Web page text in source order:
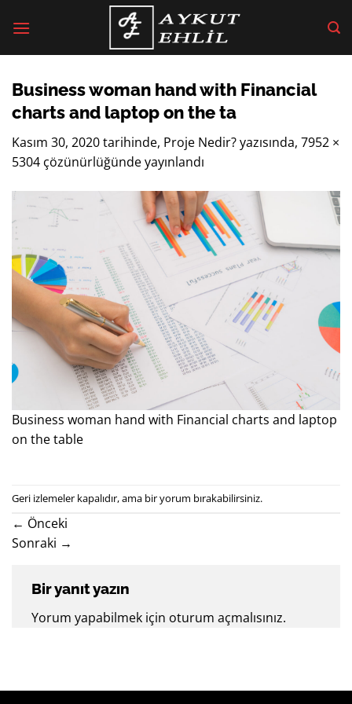
atla
Business woman hand with Financial
charts and laptop on the ta
Kasım 30, 2020tarihinde, Proje Nedir?yazısında, 7952 ×
5304 çözünürlüğünde yayınlandı
Business woman hand with Financial charts and laptop
on the table
Geri izlemeler kapalıdır, ama bir yorum bırakabilirsiniz.
← Önceki
Sonraki →
Bir yanıt yazın
Yorum yapabilmek için oturum açmalısınız.